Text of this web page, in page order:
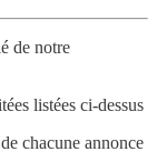
de notre
listées ci-dessus
chacune annonce